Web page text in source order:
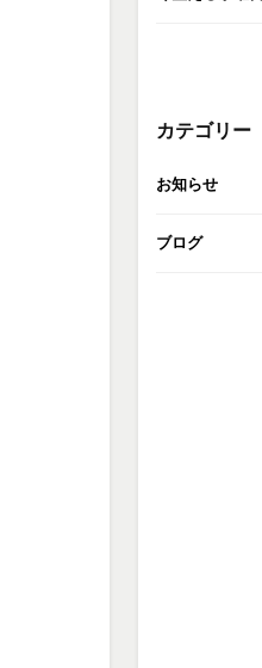
カテゴリー
お知らせ
ブログ